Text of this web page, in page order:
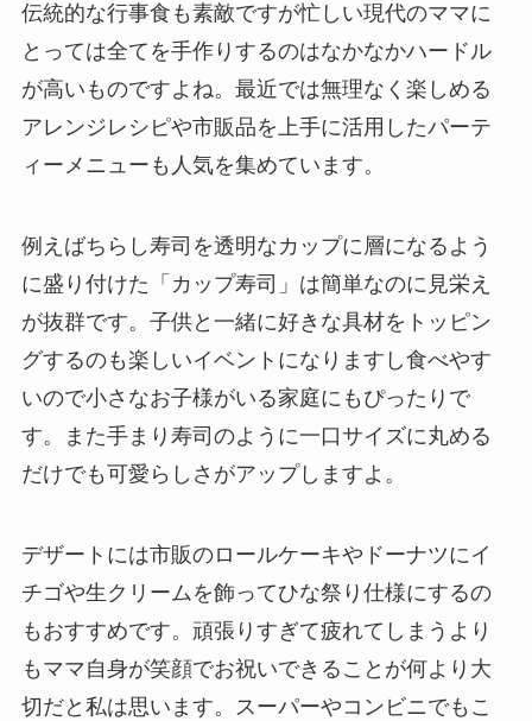
伝統的な行事食も素敵ですが忙しい現代のママに
とっては全てを手作りするのはなかなかハードル
が高いものですよね。最近では無理なく楽しめる
アレンジレシピや市販品を上手に活用したパーテ
ィーメニューも人気を集めています。
例えばちらし寿司を透明なカップに層になるよう
に盛り付けた「カップ寿司」は簡単なのに見栄え
が抜群です。子供と一緒に好きな具材をトッピン
グするのも楽しいイベントになりますし食べやす
いので小さなお子様がいる家庭にもぴったりで
す。また手まり寿司のように一口サイズに丸める
だけでも可愛らしさがアップしますよ。
デザートには市販のロールケーキやドーナツにイ
チゴや生クリームを飾ってひな祭り仕様にするの
もおすすめです。頑張りすぎて疲れてしまうより
もママ自身が笑顔でお祝いできることが何より大
切だと私は思います。スーパーやコンビニでもこ